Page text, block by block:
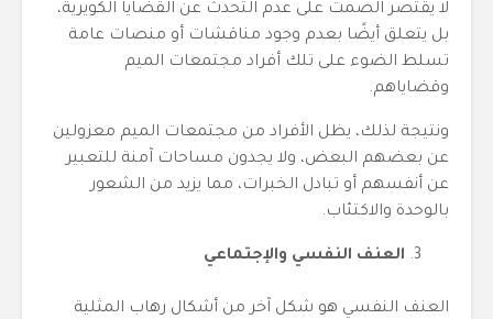
لا يقتصر الصمت على عدم التحدث عن القضايا الكويرية،
بل يتعلق أيضًا بعدم وجود مناقشات أو منصات عامة
تسلط الضوء على تلك أفراد مجتمعات الميم
وقضاياهم.
ونتيجة لذلك، يظل الأفراد من مجتمعات الميم معزولين
عن بعضهم البعض، ولا يجدون مساحات آمنة للتعبير
عن أنفسهم أو تبادل الخبرات، مما يزيد من الشعور
بالوحدة والاكتئاب.
العنف النفسي والإجتماعي
العنف النفسي هو شكل آخر من أشكال رهاب المثلية